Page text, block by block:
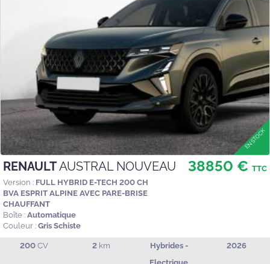
RENAULTAUSTRAL NOUVEAU
Version : FULL HYBRID E-TECH 200 CH
BVA ESPRIT ALPINE AVEC PARE-BRISE
CHAUFFANT
Boîte : Automatique
Couleur : Gris Schiste
38850 € TTC
200 CV 2 km
Hybrides -
2026